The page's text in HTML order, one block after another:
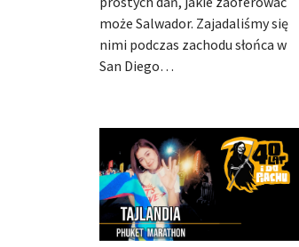
może Salwador. Zajadaliśmy się
nimi podczas zachodu słońca w
San Diego…